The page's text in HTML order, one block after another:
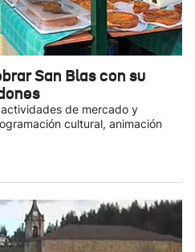
San Blas con su
de mercado y
cultural, animación